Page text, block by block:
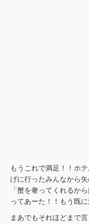
もうこれで満足！！ホ
げに行ったみんなから
「蟹を奢ってくれるか
ってあーた！！もう既
まあでもそれほどまで